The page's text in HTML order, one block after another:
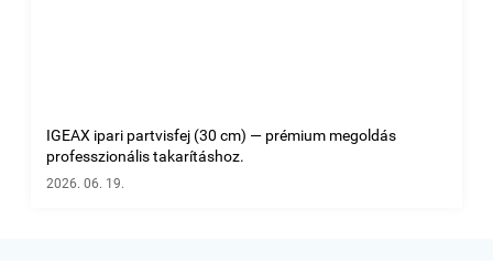
IGEAX ipari partvisfej (30 cm) — prémium megoldás
professzionális takarításhoz.
2026. 06. 19.